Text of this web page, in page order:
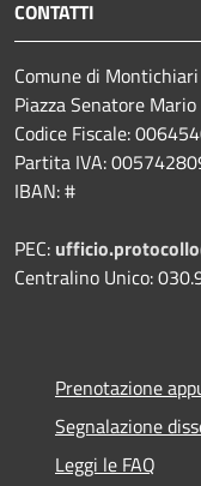
CONTATTI
Comune di Montichiari
Piazza Senatore
Codice Fiscale:
Partita IVA:
IBAN: #
PEC:
Centralino Unico:
Prenotazione
Segnalazione
Leggi le FAQ